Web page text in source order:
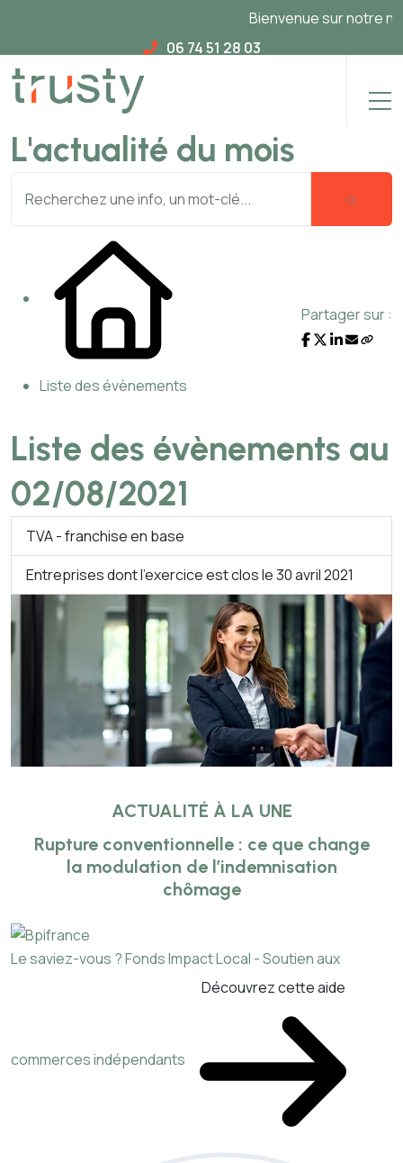
Bienvenue sur notre
06 74 51 28 03
L'actualité du mois
Liste des évènements
Partager sur :
Liste des évènements au
02/08/2021
TVA - franchise en base
Entreprises dont l'exercice est clos le 30 avril 2021
ACTUALITÉ À LA UNE
Rupture conventionnelle : ce que change
la modulation de l’indemnisation
chômage
Le saviez-vous ?Fonds Impact Local - Soutien aux
commerces indépendants
Découvrez cette aide